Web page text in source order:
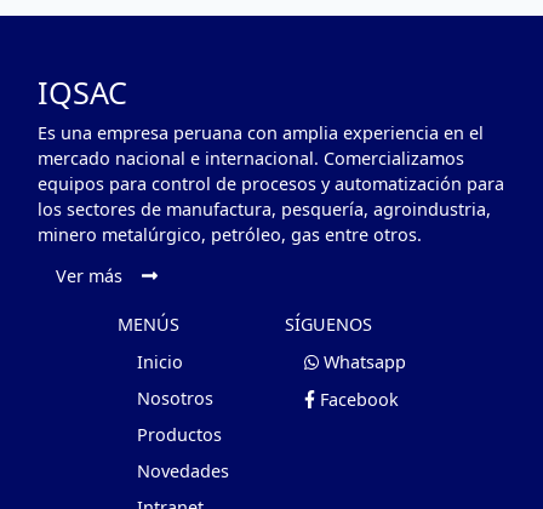
IQSAC
Es una empresa peruana con amplia experiencia en el
mercado nacional e internacional. Comercializamos
equipos para control de procesos y automatización para
los sectores de manufactura, pesquería, agroindustria,
minero metalúrgico, petróleo, gas entre otros.
Ver más
MENÚS
Inicio
Nosotros
Productos
Novedades
SÍGUENOS
Whatsapp
Facebook